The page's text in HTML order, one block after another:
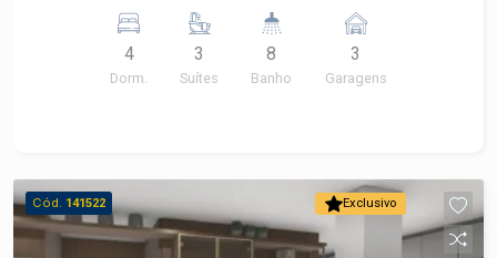
na garagem. -Apresentamos este magnífico
apartamento duplex, projetado para quem busca
sofisticação, conforto e exclusividade. -Com
-Sala de Estar. -Sala de Jantar. -02 suítes (c/
armários). -01 dormitório (c/ armários). -01
Banheiro completo. -Copa/cozinha (c/ armários).
4
Dorm.
3
Suítes
8
Banho
3
Garagens
Exclusivo
Cód. 141522